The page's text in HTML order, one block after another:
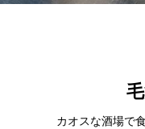
カオスな酒場で